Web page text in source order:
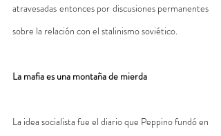
atravesadas entonces por discusiones permanentes
sobre la relación con el stalinismo soviético.
La mafia es una montaña de mierda
La idea socialista fue el diario que Peppino fundó en